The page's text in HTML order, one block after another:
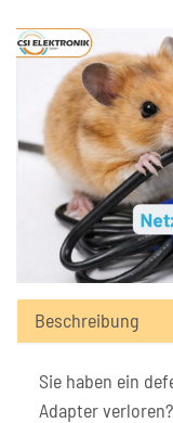
Beschreibung
Sie haben ein
Adapter verloren?